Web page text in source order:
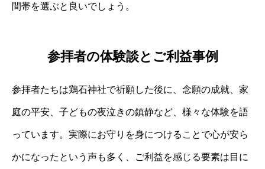
間帯を選ぶと良いでしょう。
参拝者の体験談とご利益事例
参拝者たちは鶏石神社で祈願した後に、念願の成就、家
庭の平安、子どもの夜泣きの鎮静など、様々な体験を語
っています。実際にお守りを身につけることで心が安ら
かになったという声も多く、ご利益を感じる要素は目に